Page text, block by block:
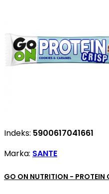
Indeks: 5900617041661
Marka: SANTE
GO ON NUTRITION - PROTEIN